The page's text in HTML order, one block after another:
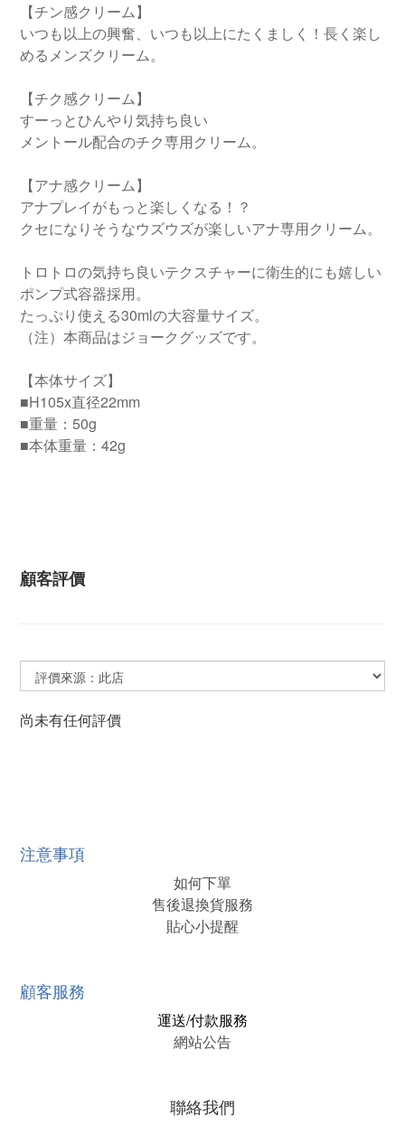
【チン感クリーム】
いつも以上の興奮、いつも以上にたくましく！長く楽し
めるメンズクリーム。
【チク感クリーム】
すーっとひんやり気持ち良い
メントール配合のチク専用クリーム。
【アナ感クリーム】
アナプレイがもっと楽しくなる！？
クセになりそうなウズウズが楽しいアナ専用クリーム。
トロトロの気持ち良いテクスチャーに衛生的にも嬉しい
ポンプ式容器採用。
たっぷり使える30mlの大容量サイズ。
（注）本商品はジョークグッズです。
【本体サイズ】
■H105x直径22mm
■重量：50g
■本体重量：42g
顧客評價
尚未有任何評價
注意事項
如何下單
售後退換貨服務
貼心小提醒
顧客服務
運送/付款服務
網站公告
聯絡我們